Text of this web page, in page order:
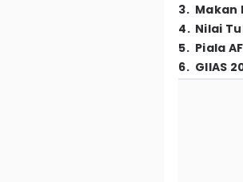
3. Makan
4. Nilai
5. Piala
6. GIIAS